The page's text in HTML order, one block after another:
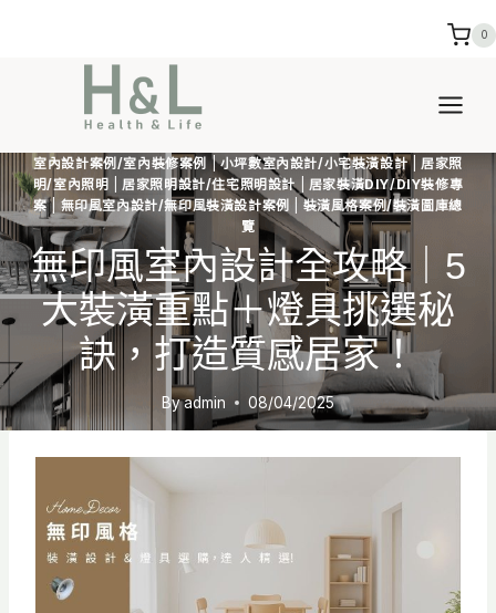
0
室內設計案例/室內裝修案例 |小坪數室內設計/小宅裝潢設計| 居家照
明/室內照明 |居家照明設計/住宅照明設計| 居家裝潢DIY/DIY裝修專
案| 無印風室內設計/無印風裝潢設計案例
裝潢風格案例/裝潢圖庫總
覽
無印風室內設計全攻略｜5
大裝潢重點＋燈具挑選秘
訣，打造質感居家！
Byadmin 08/04/2025